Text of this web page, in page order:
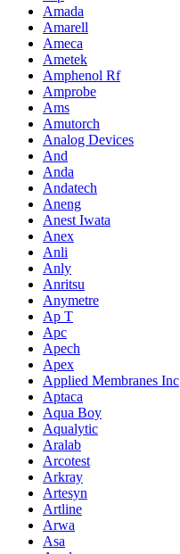
Amada
Amarell
Ameca
Ametek
Amphenol Rf
Amprobe
Ams
Amutorch
Analog Devices
And
Anda
Andatech
Aneng
Anest Iwata
Anex
Anli
Anly
Anritsu
Anymetre
Ap T
Apc
Apech
Apex
Applied Membranes Inc
Aptaca
Aqua Boy
Aqualytic
Aralab
Arcotest
Arkray
Artesyn
Artline
Arwa
Asa